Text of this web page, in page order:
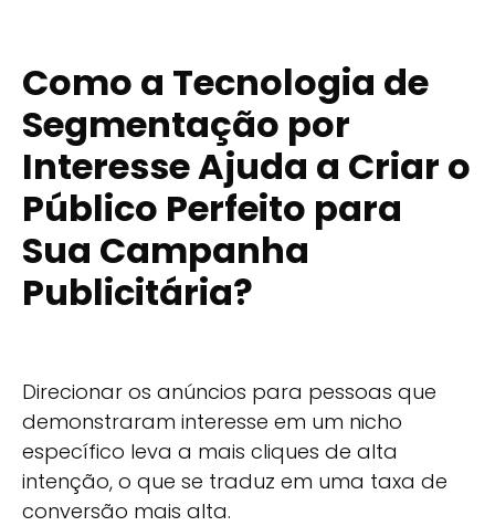
Como a Tecnologia de
Segmentação por
Interesse Ajuda a Criar o
Público Perfeito para
Sua Campanha
Publicitária?
Direcionar os anúncios para pessoas que
demonstraram interesse em um nicho
específico leva a mais cliques de alta
intenção, o que se traduz em uma taxa de
conversão mais alta.